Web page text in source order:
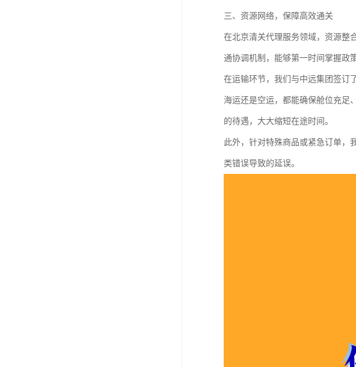
三、资源网络，保障高效通关
在北京清关代理服务领域，资源整
通协调机制，能够第一时间掌握政
在运输环节，我们与中远集团签订
海运还是空运，都能确保舱位充足
的待遇，大大缩短在途时间。
此外，针对特殊商品或紧急订单，
类错误导致的延误。